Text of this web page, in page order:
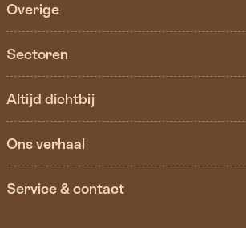
Overige
Sectoren
Altijd dichtbij
Ons verhaal
Service & contact